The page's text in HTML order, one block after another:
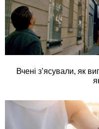
Вчені з’ясували, як